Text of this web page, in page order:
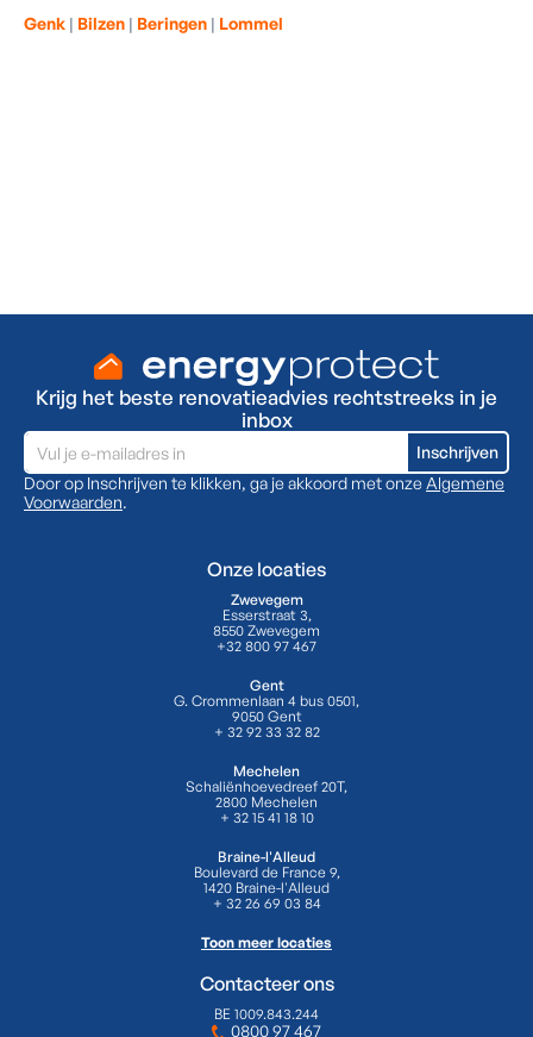
Genk​ | Bilzen​ | Beringen​ | Lommel​
Krijg het beste renovatieadvies rechtstreeks in je
inbox
Door op Inschrijven te klikken, ga je akkoord met onze Algemene
Voorwaarden.
Onze locaties
Zwevegem
Esserstraat 3,
8550 Zwevegem
+32 800 97 467
Gent
G. Crommenlaan 4 bus 0501,
9050 Gent
+ 32 92 33 32 82
Mechelen
Schaliënhoevedreef 20T,
2800 Mechelen
+ 32 15 41 18 10
Braine-l'Alleud
Boulevard de France 9,
1420 Braine-l'Alleud
+ 32 26 69 03 84
Toon meer locaties
Contacteer ons
BE 1009.843.244
0800 97 467